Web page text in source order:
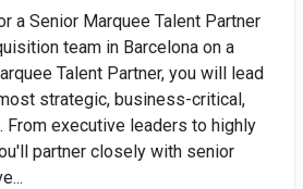
a Senior Marquee Talent Partner
team in Barcelona on a
Talent Partner, you will lead
strategic, business-critical,
From executive leaders to highly
partner closely with senior